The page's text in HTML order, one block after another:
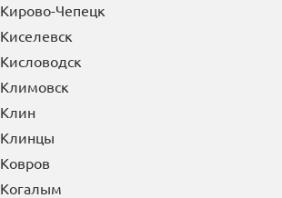
Кирово-Чепецк
Киселевск
Кисловодск
Климовск
Клин
Клинцы
Ковров
Когалым